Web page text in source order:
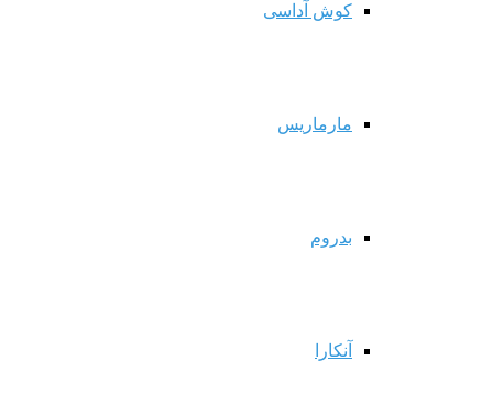
کوش آداسی
مارماریس
بدروم
آنکارا